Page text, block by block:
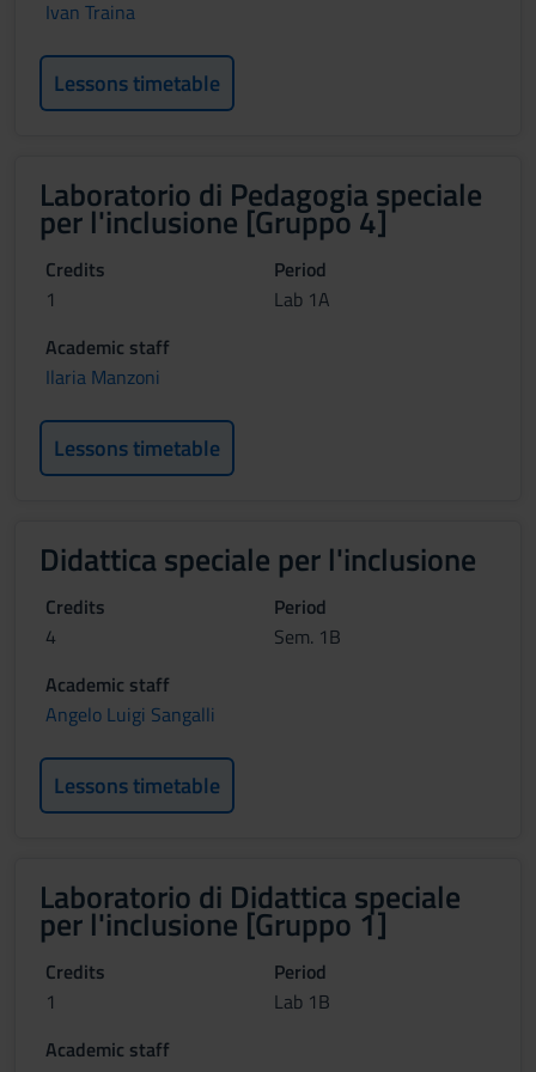
Ivan Traina
Lessons timetable
Laboratorio di Pedagogia speciale
per l'inclusione [Gruppo 4]
Credits
1
Period
Lab 1A
Academic staff
Ilaria Manzoni
Lessons timetable
Didattica speciale per l'inclusione
Credits
4
Period
Sem. 1B
Academic staff
Angelo Luigi Sangalli
Lessons timetable
Laboratorio di Didattica speciale
per l'inclusione [Gruppo 1]
Credits
1
Period
Lab 1B
Academic staff